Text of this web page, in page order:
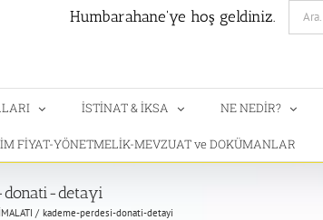
Humbarahane'ye hoş geldiniz.
Search
for:
İSTİNAT & İKSA NE NEDİR?
FİYAT-YÖNETMELİK-MEVZUAT ve DOKÜMANLAR
donati-detayi
kademe-perdesi-donati-detayi